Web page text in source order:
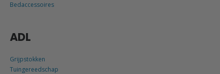
Bedaccessoires
ADL
Grijpstokken
Tuingereedschap